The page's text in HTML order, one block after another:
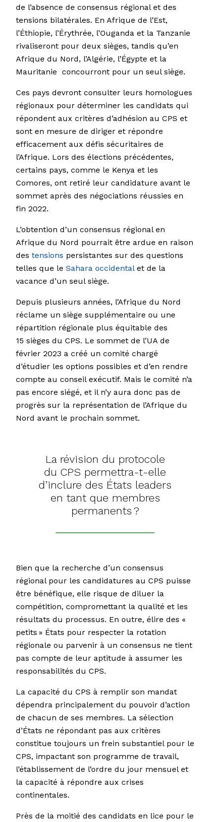
de l’absence de consensus régional et des
tensions bilatérales. En Afrique de l’Est,
l’Éthiopie, l’Érythrée, l’Ouganda et la Tanzanie
rivaliseront pour deux sièges, tandis qu’en
Afrique du Nord, l’Algérie, l’Égypte et la
Mauritanie concourront pour un seul siège.
Ces pays devront consulter leurs homologues
régionaux pour déterminer les candidats qui
répondent aux critères d’adhésion au CPS et
sont en mesure de diriger et répondre
efficacement aux défis sécuritaires de
l’Afrique. Lors des élections précédentes,
certains pays, comme le Kenya et les
Comores, ont retiré leur candidature avant le
sommet après des négociations réussies en
fin 2022.
L’obtention d’un consensus régional en
Afrique du Nord pourrait être ardue en raison
des tensions persistantes sur des questions
telles que le Sahara occidentalet de la
vacance d’un seul siège.
Depuis plusieurs années, l’Afrique du Nord
réclame un siège supplémentaire ou une
répartition régionale plus équitable des
15 sièges du CPS. Le sommet de l’UA de
février 2023 a créé un comité chargé
d’étudier les options possibles et d’en rendre
compte au conseil exécutif. Mais le comité n’a
pas encore siégé, et il n’y aura donc pas de
progrès sur la représentation de l’Afrique du
Nord avant le prochain sommet.
La révision du protocole
du CPS permettra-t-elle
d’inclure des États leaders
en tant que membres
permanents ?
Bien que la recherche d’un consensus
régional pour les candidatures au CPS puisse
être bénéfique, elle risque de diluer la
compétition, compromettant la qualité et les
résultats du processus. En outre, élire des «
petits » États pour respecter la rotation
régionale ou parvenir à un consensus ne tient
pas compte de leur aptitude à assumer les
responsabilités du CPS.
La capacité du CPS à remplir son mandat
dépendra principalement du pouvoir d’action
de chacun de ses membres. La sélection
d’États ne répondant pas aux critères
constitue toujours un frein substantiel pour le
CPS, impactant son programme de travail,
l’établissement de l’ordre du jour mensuel et
la capacité à répondre aux crises
continentales.
Près de la moitié des candidats en lice pour le